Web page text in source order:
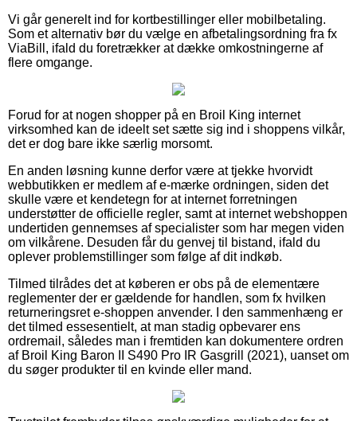
Vi går generelt ind for kortbestillinger eller mobilbetaling.
Som et alternativ bør du vælge en afbetalingsordning fra fx
ViaBill, ifald du foretrækker at dække omkostningerne af
flere omgange.
Forud for at nogen shopper på en Broil King internet
virksomhed kan de ideelt set sætte sig ind i shoppens vilkår,
det er dog bare ikke særlig morsomt.
En anden løsning kunne derfor være at tjekke hvorvidt
webbutikken er medlem af e-mærke ordningen, siden det
skulle være et kendetegn for at internet forretningen
understøtter de officielle regler, samt at internet webshoppen
undertiden gennemses af specialister som har megen viden
om vilkårene. Desuden får du genvej til bistand, ifald du
oplever problemstillinger som følge af dit indkøb.
Tilmed tilrådes det at køberen er obs på de elementære
reglementer der er gældende for handlen, som fx hvilken
returneringsret e-shoppen anvender. I den sammenhæng er
det tilmed essesentielt, at man stadig opbevarer ens
ordremail, således man i fremtiden kan dokumentere ordren
af Broil King Baron II S490 Pro IR Gasgrill (2021), uanset om
du søger produkter til en kvinde eller mand.